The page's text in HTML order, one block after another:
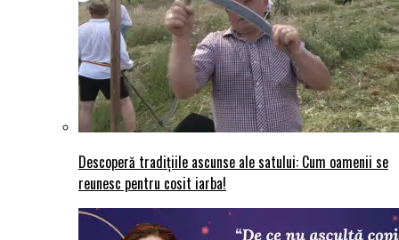
Descoperă tradițiile ascunse ale satului: Cum oamenii se
reunesc pentru cosit iarba!